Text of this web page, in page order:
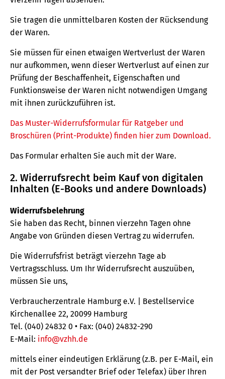
Sie tragen die unmittelbaren Kosten der Rücksendung
der Waren.
Sie müssen für einen etwaigen Wertverlust der Waren
nur aufkommen, wenn dieser Wertverlust auf einen zur
Prüfung der Beschaffenheit, Eigenschaften und
Funktionsweise der Waren nicht notwendigen Umgang
mit ihnen zurückzuführen ist.
Das Muster-Widerrufsformular für Ratgeber und
Broschüren (Print-Produkte) finden hier zum Download.
Das Formular erhalten Sie auch mit der Ware.
2. Widerrufsrecht beim Kauf von digitalen
Inhalten (E-Books und andere Downloads)
Widerrufsbelehrung
Sie haben das Recht, binnen vierzehn Tagen ohne
Angabe von Gründen diesen Vertrag zu widerrufen.
Die Widerrufsfrist beträgt vierzehn Tage ab
Vertragsschluss. Um Ihr Widerrufsrecht auszuüben,
müssen Sie uns,
Verbraucherzentrale Hamburg e.V. | Bestellservice
Kirchenallee 22, 20099 Hamburg
Tel. (040) 24832 0 • Fax: (040) 24832-290
E-Mail: info@vzhh.de
mittels einer eindeutigen Erklärung (z.B. per E-Mail, ein
mit der Post versandter Brief oder Telefax) über Ihren